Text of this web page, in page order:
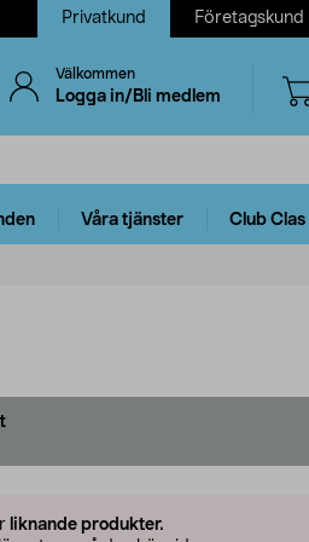
Privatkund Företagskund
Välkommen
Logga in/Bli medlem
Våra tjänster Club Clas
liknande produkter.